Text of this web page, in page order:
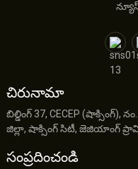
చిరునామా
బిల్డింగ్ 37, CECEP (షాక్సింగ్),
జిల్లా, షాక్సింగ్ సిటీ, జెజియాంగ్
సంప్రదించండి